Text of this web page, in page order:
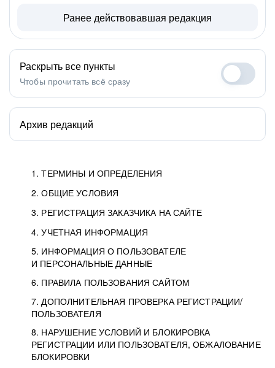
1. ТЕРМИНЫ И ОПРЕДЕЛЕНИЯ
2. ОБЩИЕ УСЛОВИЯ
3. РЕГИСТРАЦИЯ ЗАКАЗЧИКА НА САЙТЕ
4. УЧЕТНАЯ ИНФОРМАЦИЯ
5. ИНФОРМАЦИЯ О ПОЛЬЗОВАТЕЛЕ
И ПЕРСОНАЛЬНЫЕ ДАННЫЕ
6. ПРАВИЛА ПОЛЬЗОВАНИЯ САЙТОМ
7. ДОПОЛНИТЕЛЬНАЯ ПРОВЕРКА РЕГИСТРАЦИИ/
ПОЛЬЗОВАТЕЛЯ
8. НАРУШЕНИЕ УСЛОВИЙ И БЛОКИРОВКА
РЕГИСТРАЦИИ ИЛИ ПОЛЬЗОВАТЕЛЯ, ОБЖАЛОВАНИЕ
БЛОКИРОВКИ
Ранее действовавшая редакция
Раскрыть все пункты
Чтобы прочитать всё сразу
Архив редакций